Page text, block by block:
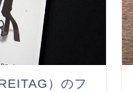
）のフ